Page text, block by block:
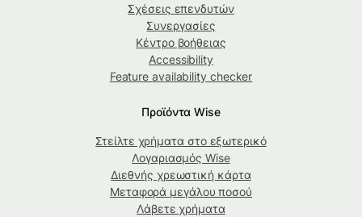
Σχέσεις επενδυτών
Συνεργασίες
Κέντρο βοήθειας
Accessibility
Feature availability checker
Προϊόντα Wise
Στείλτε χρήματα στο εξωτερικό
Λογαριασμός Wise
Διεθνής χρεωστική κάρτα
Μεταφορά μεγάλου ποσού
Λάβετε χρήματα